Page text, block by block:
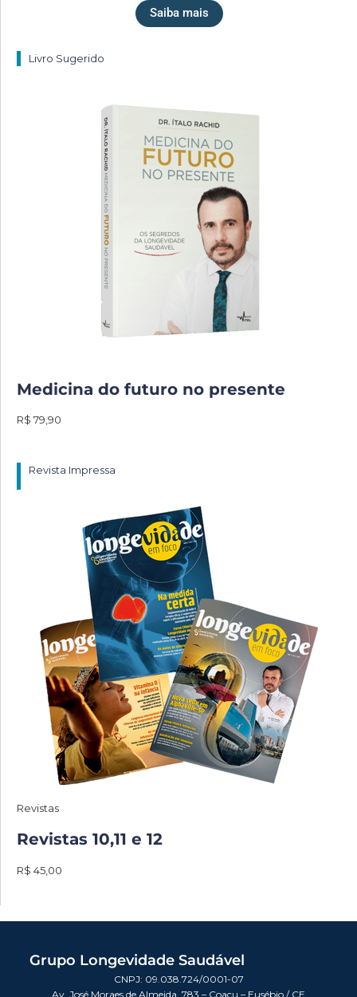
Saiba mais
Livro Sugerido
Medicina do futuro no presente
R$ 79,90
Revista Impressa
Revistas
Revistas 10,11 e 12
R$ 45,00
Grupo Longevidade Saudável
CNPJ: 09.038.724/0001-07
Av. José Moraes de Almeida, 783 – Coaçu – Eusébio / CE